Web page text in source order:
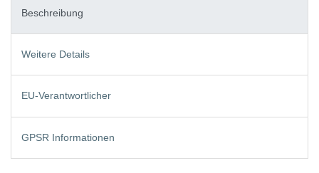
Beschreibung
Weitere Details
EU-Verantwortlicher
GPSR Informationen